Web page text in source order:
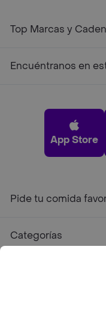
Top Marcas y
Encuéntranos en
App Store
Pide tu comida
Categorías